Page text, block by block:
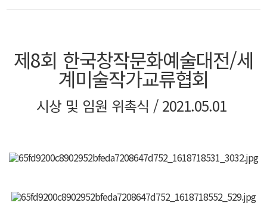
로그인
회원가입
제8회 한국창작문화예술대전/세
계미술작가교류협회
시상 및 임원 위촉식 / 2021.05.01